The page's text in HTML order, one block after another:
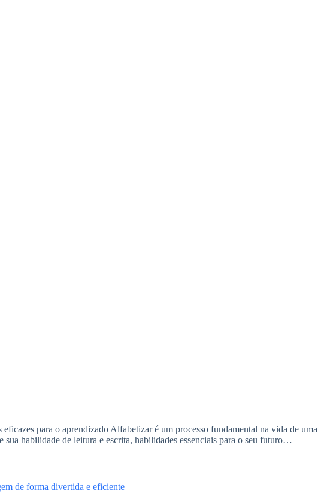
para o aprendizado Alfabetizar é um processo fundamental na vida de uma
sua habilidade de leitura e escrita, habilidades essenciais para o seu futuro…
de forma divertida e eficiente